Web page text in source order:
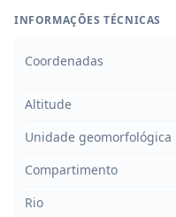
INFORMAÇÕES TÉCNICAS
Coordenadas
Altitude
Unidade geomorfológica
Compartimento
Rio